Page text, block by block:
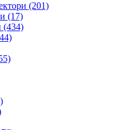
(201)
(17)
(434)